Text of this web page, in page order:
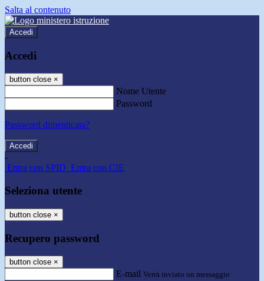
Salta al contenuto
Accedi
Accedi
button close ×
Nome Utente
Password
Password dimenticata?
-
Entra con SPID Entra con CIE
Seleziona utente
button close ×
Recupero password
button close ×
E-mail Verrà inviato un messaggio